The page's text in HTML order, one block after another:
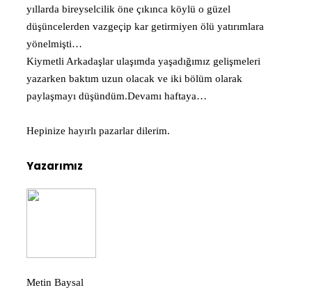
yıllarda bireyselcilik öne çıkınca köylü o güzel
düşüncelerden vazgeçip kar getirmiyen ölü yatırımlara
yönelmişti…
Kiymetli Arkadaşlar ulaşımda yaşadığımız gelişmeleri
yazarken baktım uzun olacak ve iki bölüm olarak
paylaşmayı düşündüm.Devamı haftaya…
Hepinize hayırlı pazarlar dilerim.
Yazarımız
Metin Baysal